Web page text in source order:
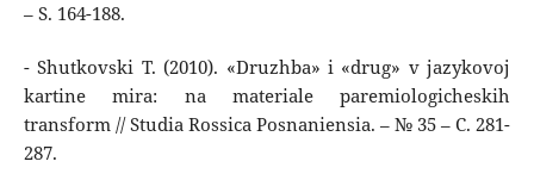
– S. 164-188.
- Shutkovski T. (2010). «Druzhba» i «drug» v jazykovoj
kartine mira: na materiale paremiologicheskih
transform // Studia Rossica Posnaniensia. – № 35 – C. 281-
287.